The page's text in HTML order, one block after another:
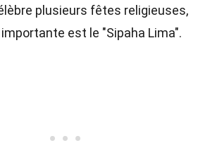
plusieurs fêtes religieuses,
est le "Sipaha Lima".